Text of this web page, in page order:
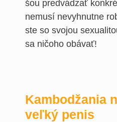
šou predvádzať
nemusí nevyhnutne
ste so svojou
sa ničoho obávať!
Kambodžania
veľký penis